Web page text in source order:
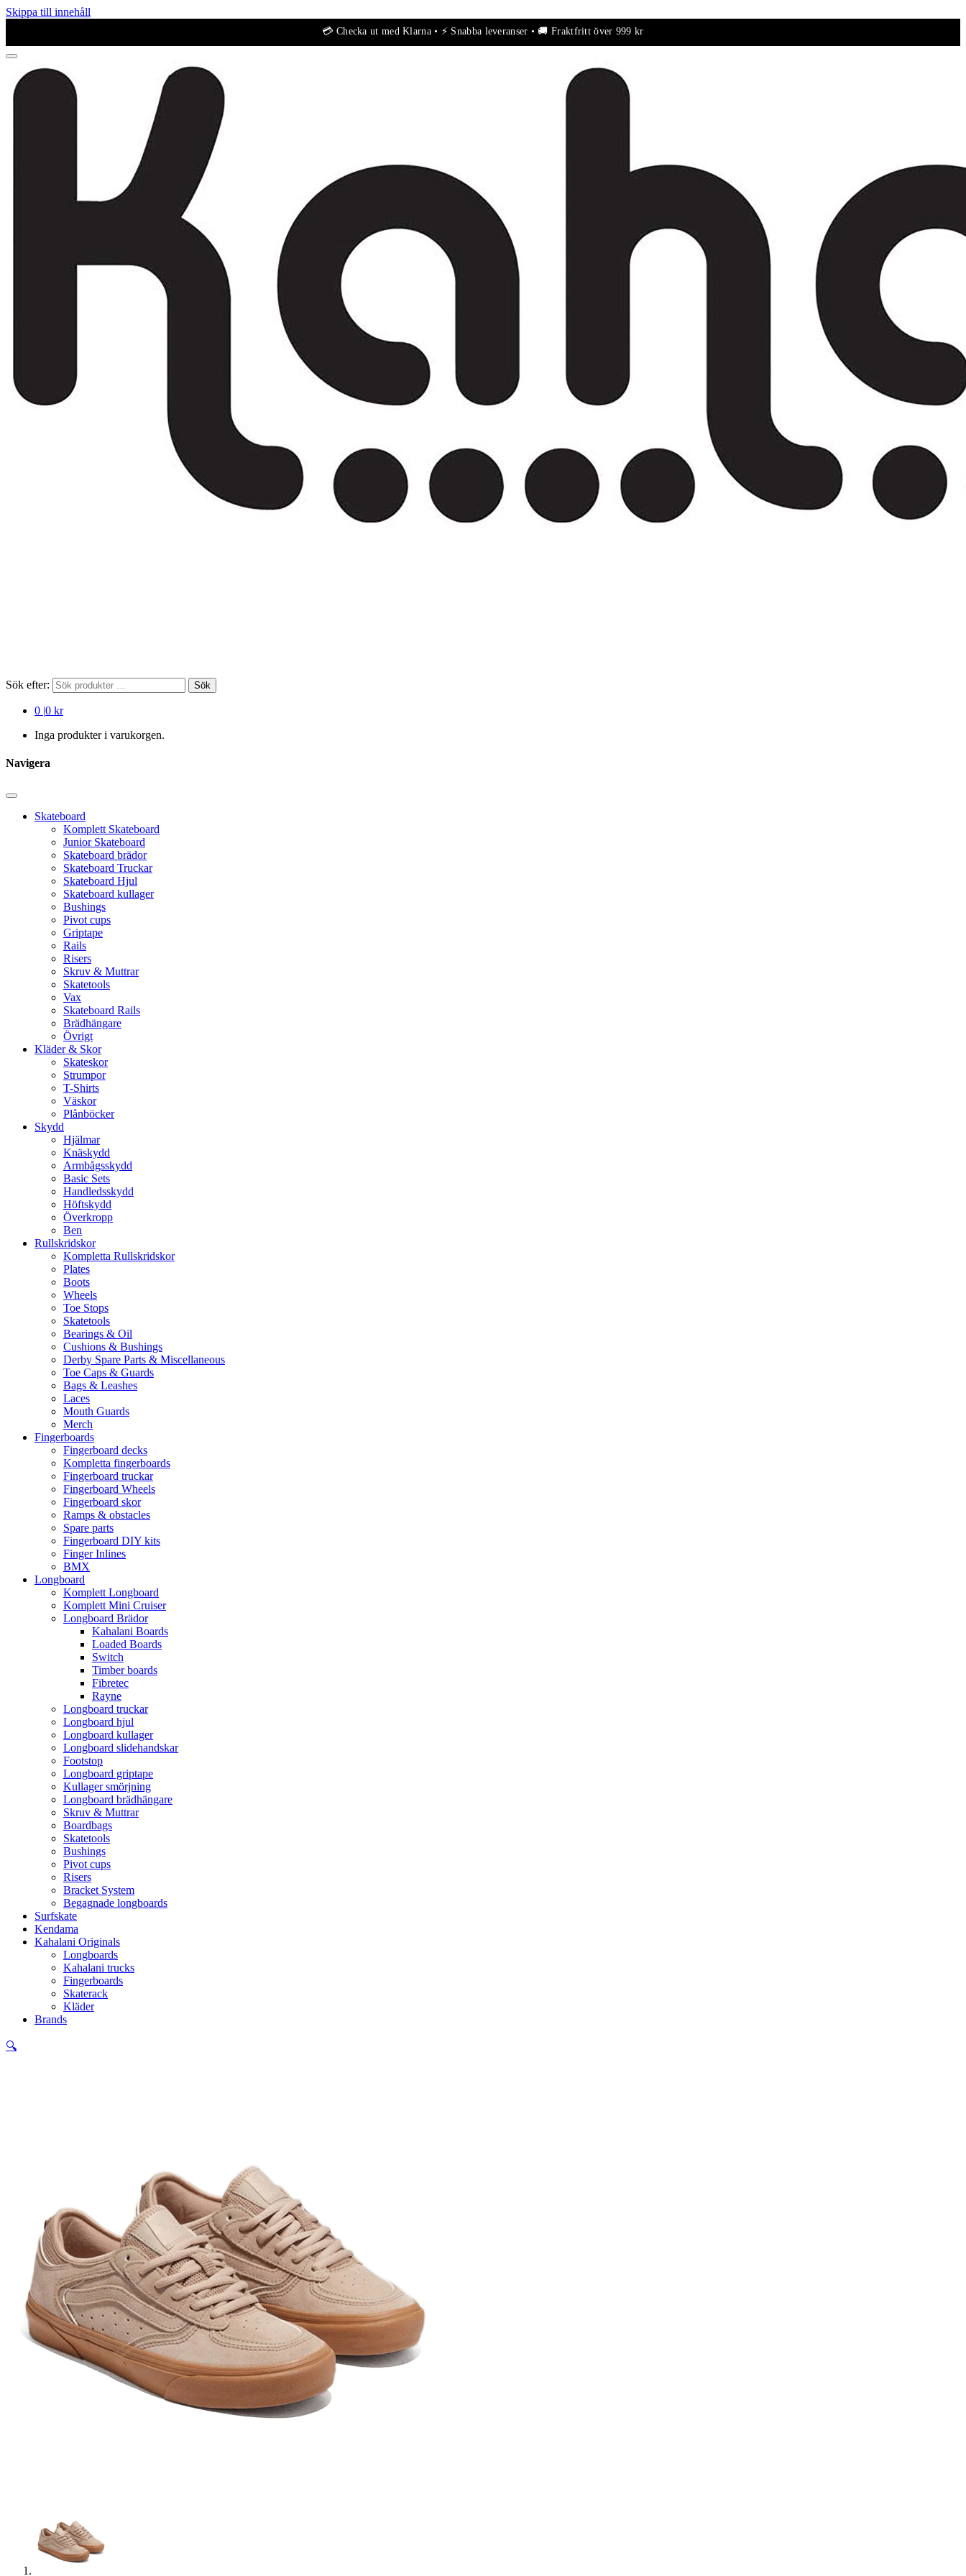
Skippa till innehåll
Sök efter: Sök
0 |0 kr
Inga produkter i varukorgen.
Navigera
Skateboard
Komplett Skateboard
Junior Skateboard
Skateboard brädor
Skateboard Truckar
Skateboard Hjul
Skateboard kullager
Bushings
Pivot cups
Griptape
Rails
Risers
Skruv & Muttrar
Skatetools
Vax
Skateboard Rails
Brädhängare
Övrigt
Kläder & Skor
Skateskor
Strumpor
T-Shirts
Väskor
Plånböcker
Skydd
Hjälmar
Knäskydd
Armbågsskydd
Basic Sets
Handledsskydd
Höftskydd
Överkropp
Ben
Rullskridskor
Kompletta Rullskridskor
Plates
Boots
Wheels
Toe Stops
Skatetools
Bearings & Oil
Cushions & Bushings
Derby Spare Parts & Miscellaneous
Toe Caps & Guards
Bags & Leashes
Laces
Mouth Guards
Merch
Fingerboards
Fingerboard decks
Kompletta fingerboards
Fingerboard truckar
Fingerboard Wheels
Fingerboard skor
Ramps & obstacles
Spare parts
Fingerboard DIY kits
Finger Inlines
BMX
Longboard
Komplett Longboard
Komplett Mini Cruiser
Longboard Brädor
Kahalani Boards
Loaded Boards
Switch
Timber boards
Fibretec
Rayne
Longboard truckar
Longboard hjul
Longboard kullager
Longboard slidehandskar
Footstop
Longboard griptape
Kullager smörjning
Longboard brädhängare
Skruv & Muttrar
Boardbags
Skatetools
Bushings
Pivot cups
Risers
Bracket System
Begagnade longboards
Surfskate
Kendama
Kahalani Originals
Longboards
Kahalani trucks
Fingerboards
Skaterack
Kläder
Brands
🔍